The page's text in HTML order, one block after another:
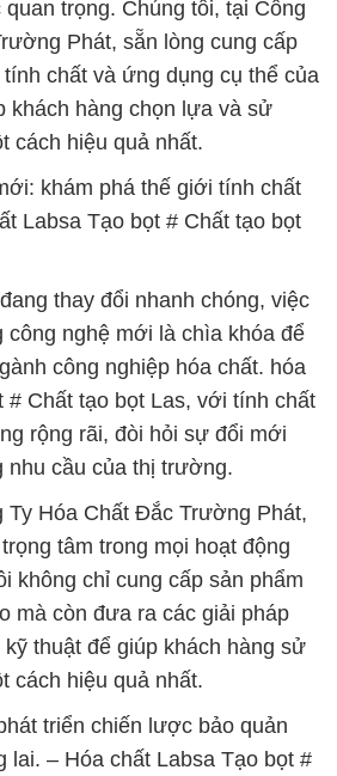
trọng. Chúng tôi, tại Công
Phát, sẵn lòng cung cấp
chất và ứng dụng cụ thể của
khách hàng chọn lựa và sử
cách hiệu quả nhất.
khám phá thế giới tính chất
Labsa Tạo bọt # Chất tạo bọt
thay đổi nhanh chóng, việc
công nghệ mới là chìa khóa để
công nghiệp hóa chất. hóa
# Chất tạo bọt Las, với tính chất
rộng rãi, đòi hỏi sự đổi mới
nhu cầu của thị trường.
Ty Hóa Chất Đắc Trường Phát,
tâm trong mọi hoạt động
không chỉ cung cấp sản phẩm
mà còn đưa ra các giải pháp
thuật để giúp khách hàng sử
cách hiệu quả nhất.
triển chiến lược bảo quản
lai. – Hóa chất Labsa Tạo bọt #